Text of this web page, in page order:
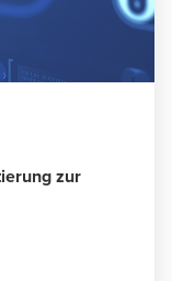
zur